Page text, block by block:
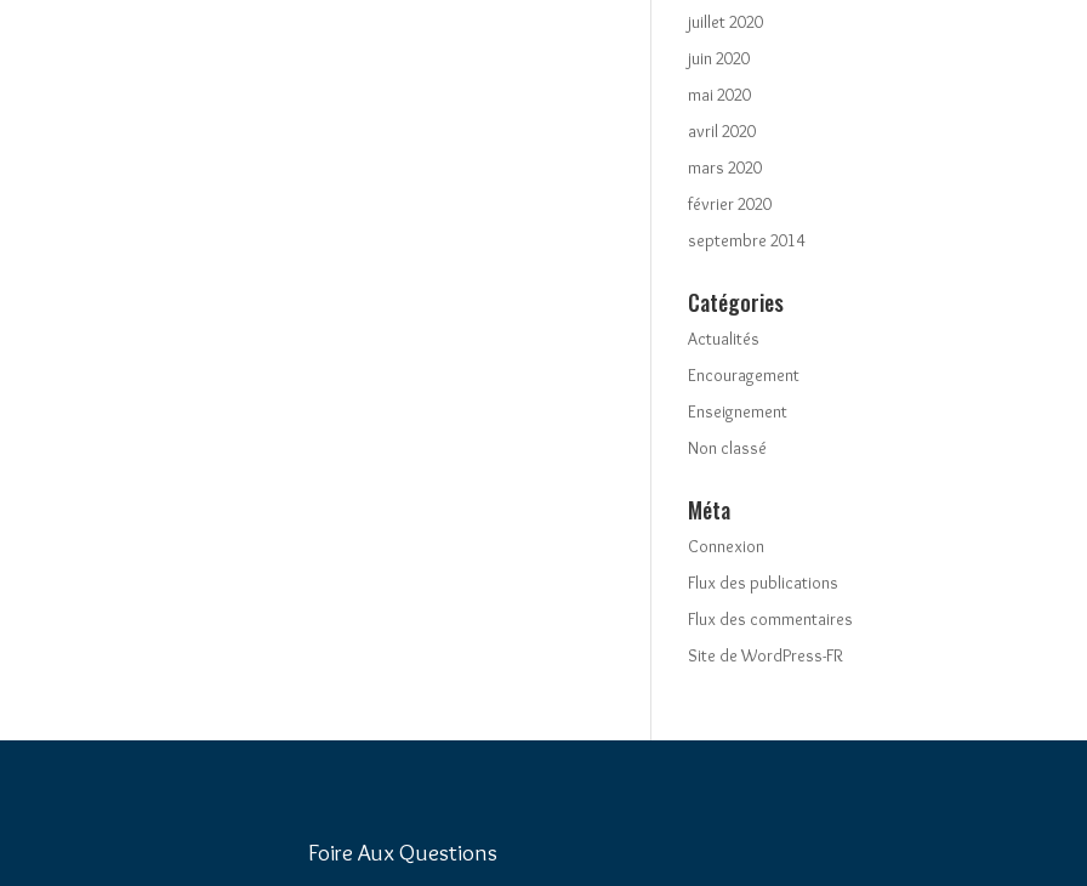
juillet 2020
juin 2020
mai 2020
avril 2020
mars 2020
février 2020
septembre 2014
Catégories
Actualités
Encouragement
Enseignement
Non classé
Méta
Connexion
Flux des publications
Flux des commentaires
Site de WordPress-FR
Foire Aux Questions